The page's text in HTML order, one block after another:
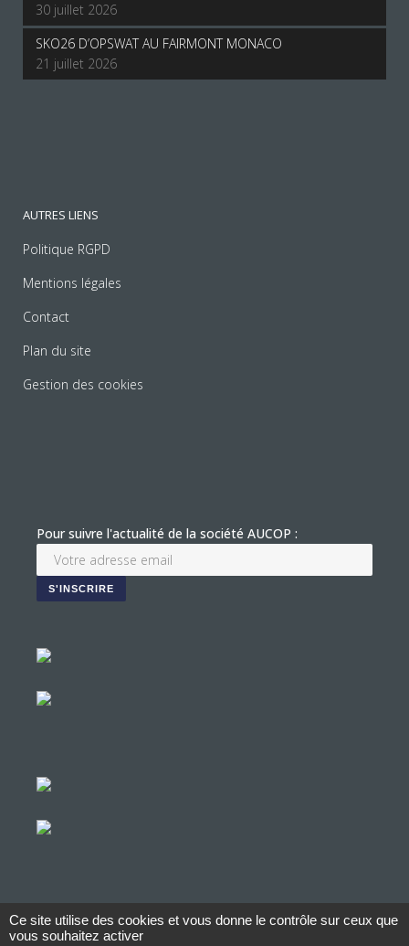
30 juillet 2026
SKO26 D’OPSWAT AU FAIRMONT MONACO
21 juillet 2026
AUTRES LIENS
Politique RGPD
Mentions légales
Contact
Plan du site
Gestion des cookies
Pour suivre l'actualité de la société AUCOP :
© Copyright Aucop – 2022
Ce site utilise des cookies et vous donne le contrôle sur ceux que
vous souhaitez activer